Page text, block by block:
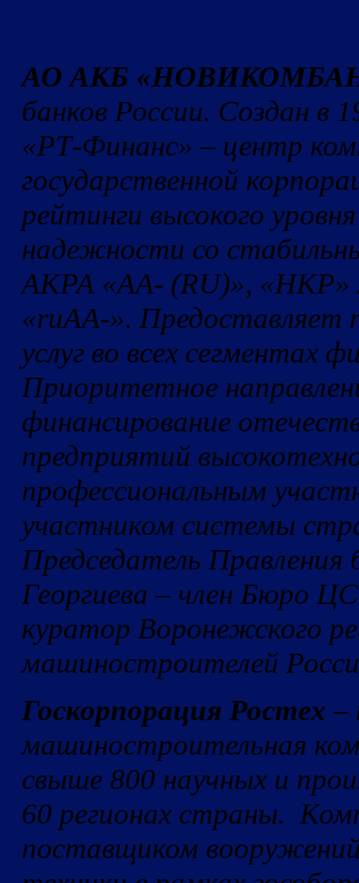
АО АКБ
банков России. Создан в
«РТ-Финанс» – центр
государственной
рейтинги высокого
надежности со
АКРА «АА- (RU)», «НКР»
«ruАА-». Предоставляет
услуг во всех сегментах
Приоритетное
финансирование
предприятий
профессиональным
участником системы
Председатель
Георгиева – член Бюро
куратор Воронежского
машиностроителей
Госкорпорация Ростех –
машиностроительная
свыше 800 научных и
60 регионах страны.
поставщиком